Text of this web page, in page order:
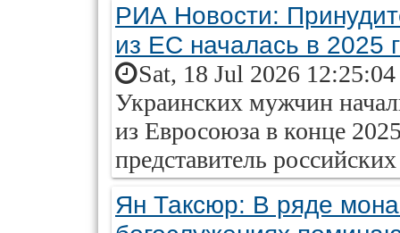
РИА Новости:
из ЕС началась в 2025
Sat, 18 Jul 2026
Украинских мужчин
из Евросоюза в конце
представитель
Ян Таксюр: В ряде